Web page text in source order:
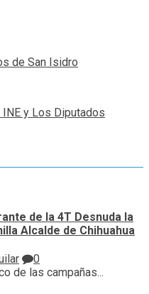
de San Isidro
y Los Diputados
de la 4T Desnuda la
Alcalde de Chihuahua
0
de las campañas...